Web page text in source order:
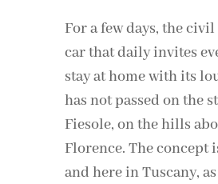
For a few days, the
car that daily invites
stay at home with its
has not passed on the
Fiesole, on the hills
Florence. The concept
and here in Tuscany,